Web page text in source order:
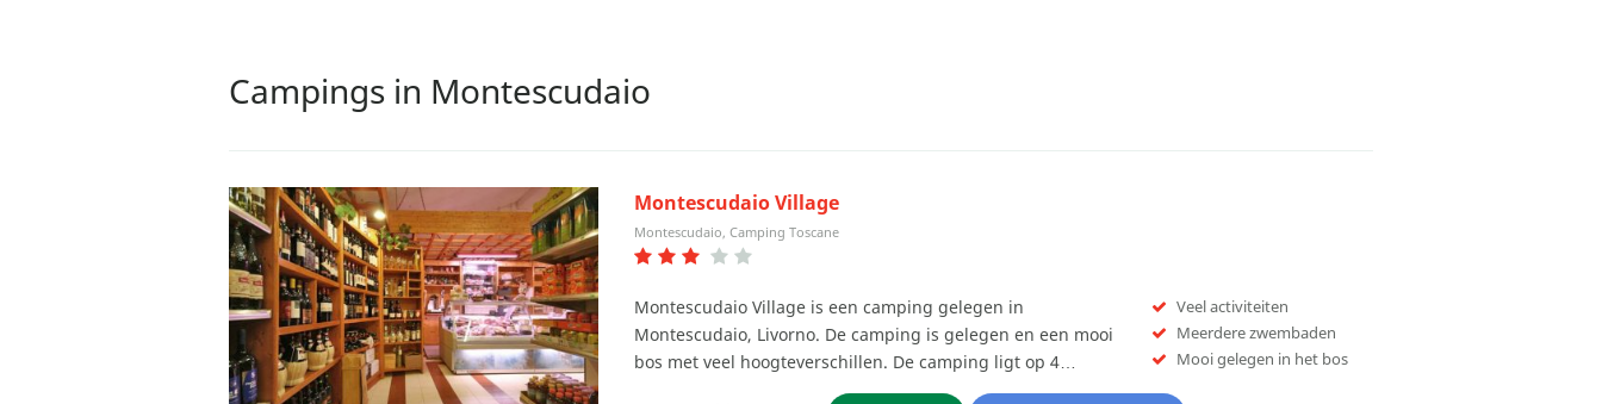
Campings in Montescudaio
Montescudaio Village
Montescudaio, Camping Toscane
Montescudaio Village is een camping gelegen in
Montescudaio, Livorno. De camping is gelegen en een mooi
bos met veel hoogteverschillen. De camping ligt op 4…
Veel activiteiten
Meerdere zwembaden
Mooi gelegen in het bos